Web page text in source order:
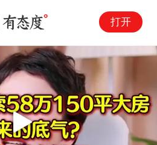
打开
Play